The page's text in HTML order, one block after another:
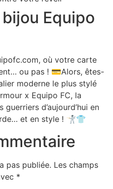
Equipo
où votre carte
ou pas ! 💳Alors, êtes-
moderne le plus stylé
x Equipo FC, la
d’aujourd’hui en
et en style ! 🤺👕
pas publiée. Les champs
*